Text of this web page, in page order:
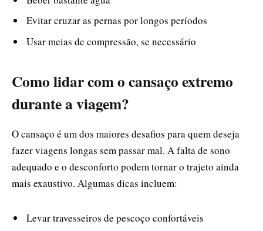
Evitar cruzar as pernas por longos períodos
Usar meias de compressão, se necessário
Como lidar com o cansaço extremo
durante a viagem?
O cansaço é um dos maiores desafios para quem deseja
fazer viagens longas sem passar mal. A falta de sono
adequado e o desconforto podem tornar o trajeto ainda
mais exaustivo. Algumas dicas incluem:
Levar travesseiros de pescoço confortáveis